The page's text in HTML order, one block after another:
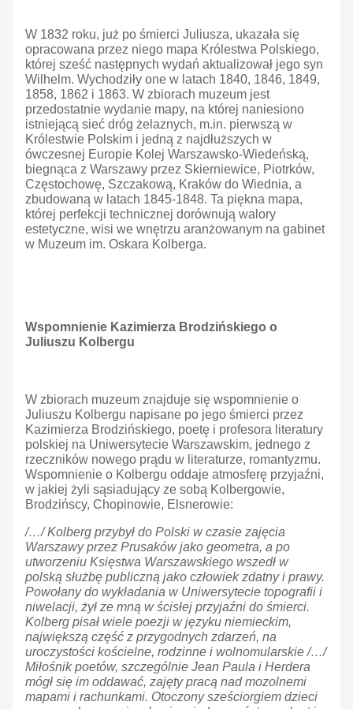
W 1832 roku, już po śmierci Juliusza, ukazała się
opracowana przez niego mapa Królestwa Polskiego,
której sześć następnych wydań aktualizował jego syn
Wilhelm. Wychodziły one w latach 1840, 1846, 1849,
1858, 1862 i 1863. W zbiorach muzeum jest
przedostatnie wydanie mapy, na której naniesiono
istniejącą sieć dróg żelaznych, m.in. pierwszą w
Królestwie Polskim i jedną z najdłuższych w
ówczesnej Europie Kolej Warszawsko-Wiedeńską,
biegnąca z Warszawy przez Skierniewice, Piotrków,
Częstochowę, Szczakową, Kraków do Wiednia, a
zbudowaną w latach 1845-1848. Ta piękna mapa,
której perfekcji technicznej dorównują walory
estetyczne, wisi we wnętrzu aranżowanym na gabinet
w Muzeum im. Oskara Kolberga.
Wspomnienie Kazimierza Brodzińskiego o
Juliuszu Kolbergu
W zbiorach muzeum znajduje się wspomnienie o
Juliuszu Kolbergu napisane po jego śmierci przez
Kazimierza Brodzińskiego, poetę i profesora literatury
polskiej na Uniwersytecie Warszawskim, jednego z
rzeczników nowego prądu w literaturze, romantyzmu.
Wspomnienie o Kolbergu oddaje atmosferę przyjaźni,
w jakiej żyli sąsiadujący ze sobą Kolbergowie,
Brodzińscy, Chopinowie, Elsnerowie:
/…/ Kolberg przybył do Polski w czasie zajęcia
Warszawy przez Prusaków jako geometra, a po
utworzeniu Księstwa Warszawskiego wszedł w
polską służbę publiczną jako człowiek zdatny i prawy.
Powołany do wykładania w Uniwersytecie topografii i
niwelacji, żył ze mną w ścisłej przyjaźni do śmierci.
Kolberg pisał wiele poezji w języku niemieckim,
największą część z przygodnych zdarzeń, na
uroczystości kościelne, rodzinne i wolnomularskie /…/
Miłośnik poetów, szczególnie Jean Paula i Herdera
mógł się im oddawać, zajęty pracą nad mozolnemi
mapami i rachunkami. Otoczony sześciorgiem dzieci